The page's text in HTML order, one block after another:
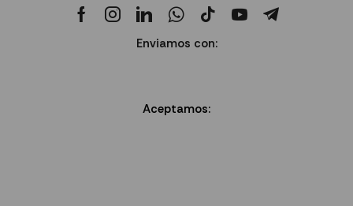
Enviamos con:
Aceptamos: